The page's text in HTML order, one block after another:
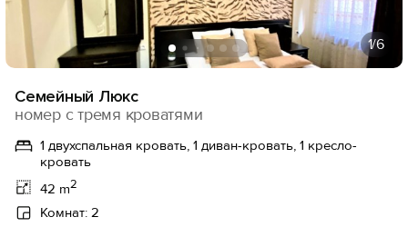
1/6
Семейный Люкс
номер с тремя кроватями
1 двухспальная кровать, 1 диван-кровать, 1 кресло-
кровать
42 m2
Комнат: 2